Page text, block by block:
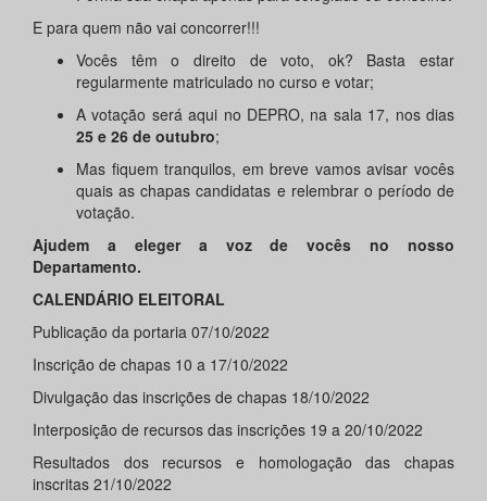
E para quem não vai concorrer!!!
Vocês têm o direito de voto, ok? Basta estar
regularmente matriculado no curso e votar;
A votação será aqui no DEPRO, na sala 17, nos dias
25 e 26 de outubro;
Mas fiquem tranquilos, em breve vamos avisar vocês
quais as chapas candidatas e relembrar o período de
votação.
Ajudem a eleger a voz de vocês no nosso
Departamento.
CALENDÁRIO ELEITORAL
Publicação da portaria 07/10/2022
Inscrição de chapas 10 a 17/10/2022
Divulgação das inscrições de chapas 18/10/2022
Interposição de recursos das inscrições 19 a 20/10/2022
Resultados dos recursos e homologação das chapas
inscritas 21/10/2022